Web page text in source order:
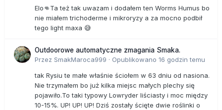
Elo👊Ta też tak uwazam i dodałem ten Worms Humus bo
nie miałem trichoderme i mikroryzy a za mocno podbił
tego light maxa 😅
Outdoorowe automatyczne zmagania Smaka.
Przez SmakMaroca999 · Opublikowano 16 godzin temu
tak Rysiu te małe właśnie ściołem w 63 dniu od nasiona.
Nie trzymałem bo już kilka miejsc małych plechy się
pojawiło.To taki typowy Lowryder liściasty i moc między
10-15%. UP! UP! UP! Dziś zostały ścięte dwie roślinki o